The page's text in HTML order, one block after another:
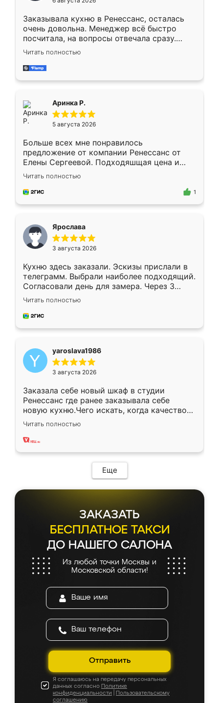
мебели буду заказывать только здесь.
Заказывала кухню в Ренессанс, осталась
очень довольна. Менеджер всё быстро
посчитала, на вопросы отвечала сразу.
Замерщик приехал в субботу, подошёл к
делу со всей ответственностью. Собрали
за день, ребята работали аккуратно, даже
Читать полностью
Аринка Р.
5 августа 2026
Больше всех мне понравилось
предложение от компании Ренессанс от
Елены Сергеевой. Подходяшщая цена и
короткие сроки изготовления. Приехавший
для замера сотрудник Владислав
предложил по моему эскизу самый
Читать полностью
1
Ярослава
3 августа 2026
Кухню здесь заказали. Эскизы прислали в
телеграмм. Выбрали наиболее подходящий.
Согласовали день для замера. Через 3
недели кухня была уже готова. Остались
довольны работой. Спасибо Ренессанс
мебель за качественную работу!
Читать полностью
yaroslava1986
3 августа 2026
Заказала себе новый шкаф в студии
Ренессанс где ранее заказывала себе
новую кухню.Чего искать, когда качеством
вполне довольна. Служит кухня уже почти
два года, нареканий нет.
Читать полностью
Еще
ЗАКАЗАТЬ
БЕСПЛАТНОЕ ТАКСИ
ДО НАШЕГО САЛОНА
Из любой точки Москвы и
Московской области!
Отправить
Я соглашаюсь на передачу персональных
данных согласно Политике
конфиденциальности
Пользовательскому
соглашению